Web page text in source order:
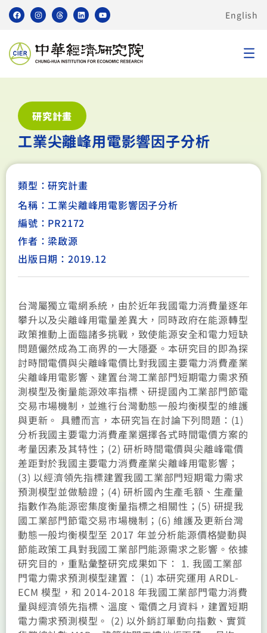
English
研究計畫
工業尖離峰用電影響因子分析
類型：研究計畫
名稱：工業尖離峰用電影響因子分析
編號：PR2172
作者：梁啟源
出版日期：2019.12
台灣屬獨立電網系統，由於近年我國電力消費量逐年
攀升以及尖離峰用電量差異大，同時政府在能源轉型
政策推動上面臨諸多挑戰，致使能源安全和電力短缺
問題儼然成為工商界的一大隱憂。本研究目的即為探
討時間電價與尖離峰電價比對我國主要電力消費產業
尖離峰用電影響、建置台灣工業部門短期電力需求預
測模型及衡量能源效率指標、研提國內工業部門節電
交易市場機制，並進行台灣動態一般均衡模型的維護
與更新。 具體而言，本研究旨在討論下列問題：(1)
分析我國主要電力消費產業選擇各式時間電價方案的
考量因素及其特性；(2) 研析時間電價與尖離峰電價
差距對於我國主要電力消費產業尖離峰用電影響；
(3) 以經濟領先指標建置我國工業部門短期電力需求
預測模型並做驗證；(4) 研析國內生產毛額、生產量
指數作為能源密集度衡量指標之相關性；(5) 研提我
國工業部門節電交易市場機制；(6) 維護及更新台灣
動態一般均衡模型至 2017 年並分析能源價格變動與
節能政策工具對我國工業部門能源需求之影響。依據
研究目的，重點彙整研究成果如下： 1. 我國工業部
門電力需求預測模型建置： (1) 本研究運用 ARDL-
ECM 模型，和 2014-2018 年我國工業部門電力消費
量與經濟領先指標、溫度、電價之月資料，建置短期
電力需求預測模型。 (2) 以外銷訂單動向指數、實質